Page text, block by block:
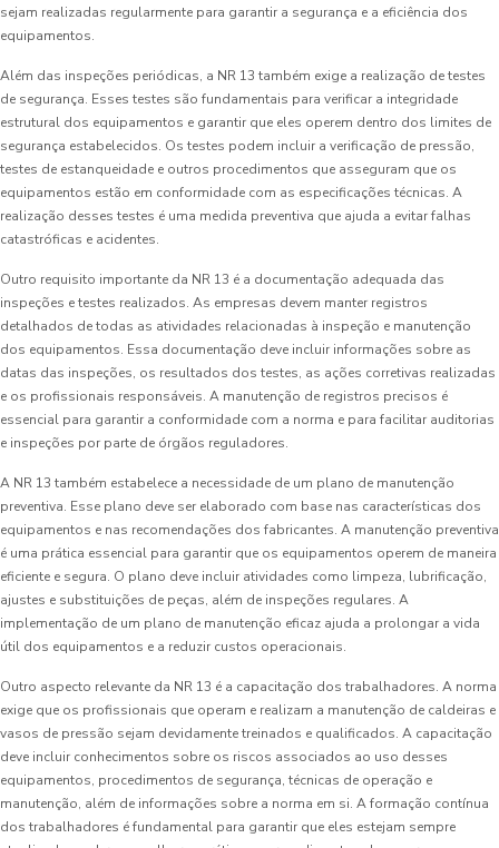
sejam realizadas regularmente para garantir a segurança e a eficiência dos
equipamentos.
Além das inspeções periódicas, a NR 13 também exige a realização de testes
de segurança. Esses testes são fundamentais para verificar a integridade
estrutural dos equipamentos e garantir que eles operem dentro dos limites de
segurança estabelecidos. Os testes podem incluir a verificação de pressão,
testes de estanqueidade e outros procedimentos que asseguram que os
equipamentos estão em conformidade com as especificações técnicas. A
realização desses testes é uma medida preventiva que ajuda a evitar falhas
catastróficas e acidentes.
Outro requisito importante da NR 13 é a documentação adequada das
inspeções e testes realizados. As empresas devem manter registros
detalhados de todas as atividades relacionadas à inspeção e manutenção
dos equipamentos. Essa documentação deve incluir informações sobre as
datas das inspeções, os resultados dos testes, as ações corretivas realizadas
e os profissionais responsáveis. A manutenção de registros precisos é
essencial para garantir a conformidade com a norma e para facilitar auditorias
e inspeções por parte de órgãos reguladores.
A NR 13 também estabelece a necessidade de um plano de manutenção
preventiva. Esse plano deve ser elaborado com base nas características dos
equipamentos e nas recomendações dos fabricantes. A manutenção preventiva
é uma prática essencial para garantir que os equipamentos operem de maneira
eficiente e segura. O plano deve incluir atividades como limpeza, lubrificação,
ajustes e substituições de peças, além de inspeções regulares. A
implementação de um plano de manutenção eficaz ajuda a prolongar a vida
útil dos equipamentos e a reduzir custos operacionais.
Outro aspecto relevante da NR 13 é a capacitação dos trabalhadores. A norma
exige que os profissionais que operam e realizam a manutenção de caldeiras e
vasos de pressão sejam devidamente treinados e qualificados. A capacitação
deve incluir conhecimentos sobre os riscos associados ao uso desses
equipamentos, procedimentos de segurança, técnicas de operação e
manutenção, além de informações sobre a norma em si. A formação contínua
dos trabalhadores é fundamental para garantir que eles estejam sempre